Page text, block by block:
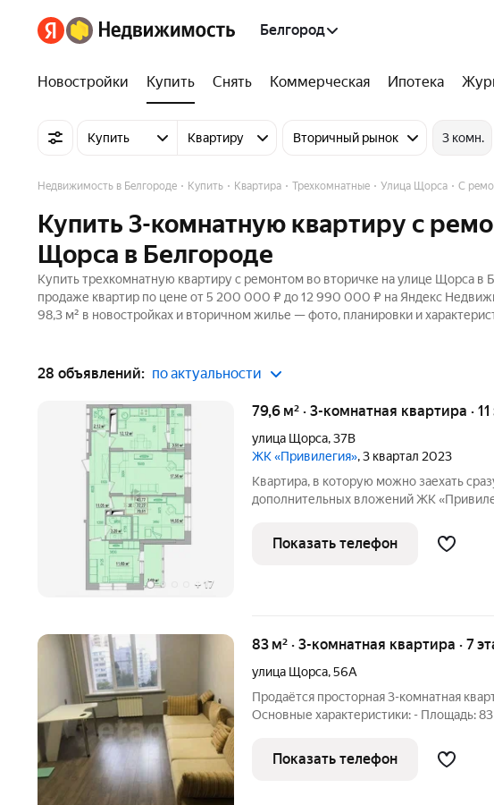
Белгород
Новостройки Купить Снять Коммерческая Ипотека
Купить Квартиру Вторичный рынок 3 комн.
Недвижимость в Белгороде Купить Квартира Трехкомнатные Улица Щорса С
Купить 3-комнатную квартиру с
Щорса в Белгороде
Купить трехкомнатную квартиру с ремонтом во вторичке на улице Щорса в
продаже квартир по цене от 5 200 000 ₽ до 12 990 000 ₽ на Яндекс
98,3 м² в новостройках и вторичном жилье — фото, планировки и
28 объявлений: по актуальности
+ 17
79,6 м² · 3-комнатная квартира ·
улица Щорса,37В
ЖК «Привилегия», 3 квартал 2023
Квартира, в которую можно заехать
дополнительных вложений ЖК
эксплуатируемая терраса на крыше с
город 11 этаж, панорамные окна
Показать телефон
83 м² · 3-комнатная квартира · 7
улица Щорса,56А
Продаётся просторная 3-комнатная
Основные характеристики: - Площадь:
район, рядом есть всё необходимое для
магазины,
Показать телефон